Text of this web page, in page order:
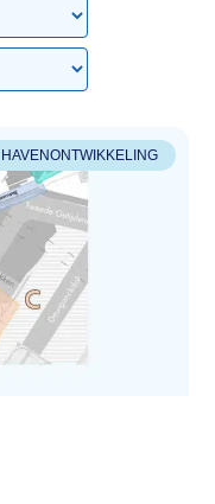
HAVENONTWIKKELING